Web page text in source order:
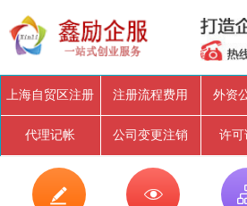
上海自贸区注册 注册流程费用 外资
代理记帐 公司变更注销 许可
 